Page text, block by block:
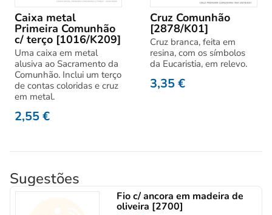
Caixa metal
Primeira Comunhão
c/ terço [1016/K209]
Uma caixa em metal
alusiva ao Sacramento da
Comunhão. Inclui um terço
de contas coloridas e cruz
em metal.
2,55€
Cruz Comunhão
[2878/K01]
Cruz branca, feita em
resina, com os símbolos
da Eucaristia, em relevo.
3,35€
Sugestões
Fio c/ ancora em madeira de
oliveira [2700]